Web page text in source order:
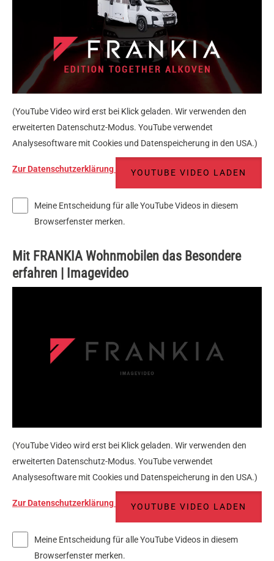
(YouTube Video wird erst bei Klick geladen. Wir verwenden den
erweiterten Datenschutz-Modus. YouTube verwendet
Analysesoftware mit Cookies und Datenspeicherung in den USA.)
Zur Datenschutzerklärung YOUTUBE VIDEO LADEN
Meine Entscheidung für alle YouTube Videos in diesem
Browserfenster merken.
Mit FRANKIA Wohnmobilen das Besondere
erfahren | Imagevideo
(YouTube Video wird erst bei Klick geladen. Wir verwenden den
erweiterten Datenschutz-Modus. YouTube verwendet
Analysesoftware mit Cookies und Datenspeicherung in den USA.)
Zur Datenschutzerklärung YOUTUBE VIDEO LADEN
Meine Entscheidung für alle YouTube Videos in diesem
Browserfenster merken.